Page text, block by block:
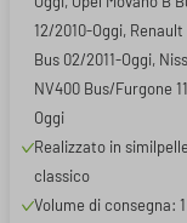
12/2010-Oggi, Renault
Bus 02/2011-Oggi,
NV400 Bus/Furgone
Oggi
Realizzato in
classico
Volume di consegna: 1